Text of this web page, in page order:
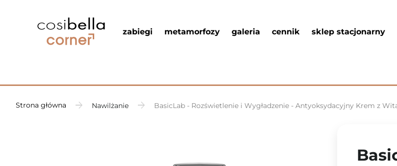
zabiegi metamorfozy galeria cennik sklep stacjonarny
Strona główna Nawilżanie BasicLab - Rozświetlenie i Wygładzenie - Antyoksydacyjny Krem z